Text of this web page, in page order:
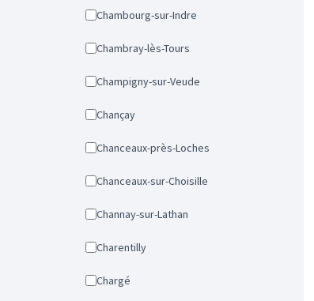
Chambourg-sur-Indre
Chambray-lès-Tours
Champigny-sur-Veude
Chançay
Chanceaux-près-Loches
Chanceaux-sur-Choisille
Channay-sur-Lathan
Charentilly
Chargé